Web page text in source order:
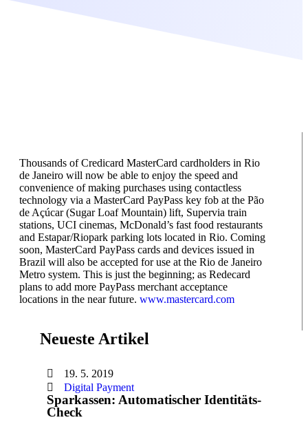
Thousands of Credicard MasterCard cardholders in Rio
de Janeiro will now be able to enjoy the speed and
convenience of making purchases using contactless
technology via a MasterCard PayPass key fob at the Pão
de Açúcar (Sugar Loaf Mountain) lift, Supervia train
stations, UCI cinemas, McDonald’s fast food restaurants
and Estapar/Riopark parking lots located in Rio. Coming
soon, MasterCard PayPass cards and devices issued in
Brazil will also be accepted for use at the Rio de Janeiro
Metro system. This is just the beginning; as Redecard
plans to add more PayPass merchant acceptance
locations in the near future. www.mastercard.com
Neueste Artikel
19. 5. 2019
Digital Payment
Sparkassen: Automatischer Identitäts-
Check